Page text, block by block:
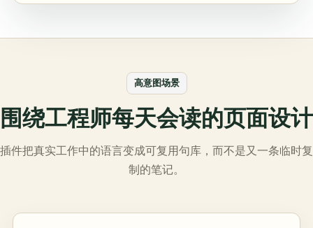
高意图场景
围绕工程师每天会读的页面设计
插件把真实工作中的语言变成可复用句库，而不是又一条临时复
制的笔记。